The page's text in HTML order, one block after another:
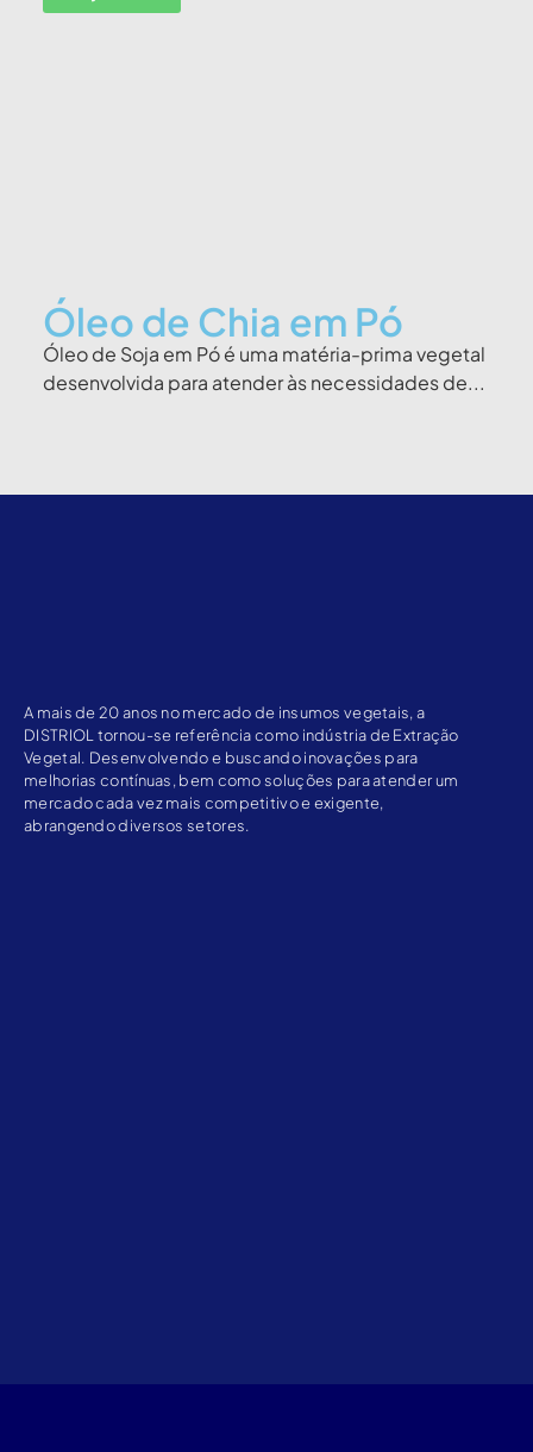
Óleo de Chia em Pó
Óleo de Soja em Pó é uma matéria-prima vegetal
desenvolvida para atender às necessidades de...
A mais de 20 anos no mercado de insumos vegetais, a
DISTRIOL tornou-se referência como indústria de Extração
Vegetal. Desenvolvendo e buscando inovações para
melhorias contínuas, bem como soluções para atender um
mercado cada vez mais competitivo e exigente,
abrangendo diversos setores.